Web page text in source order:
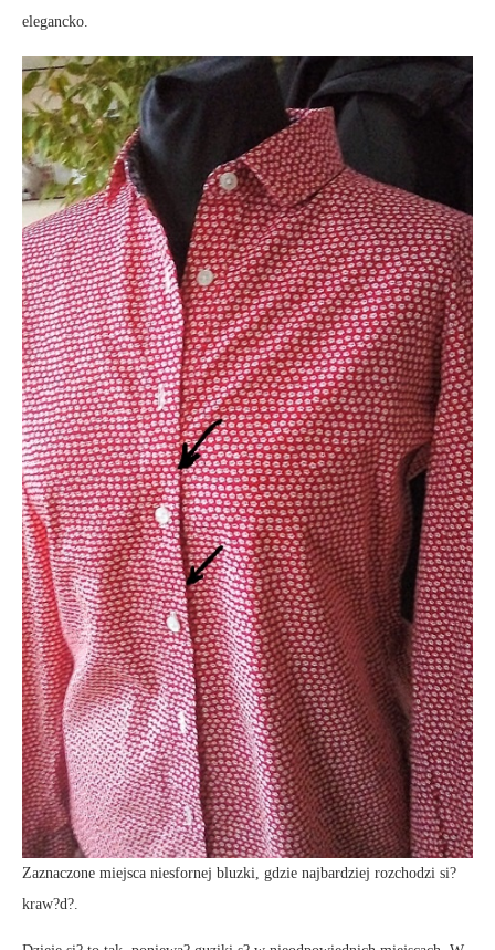
elegancko.
Zaznaczone miejsca niesfornej bluzki, gdzie najbardziej rozchodzi si?
kraw?d?.